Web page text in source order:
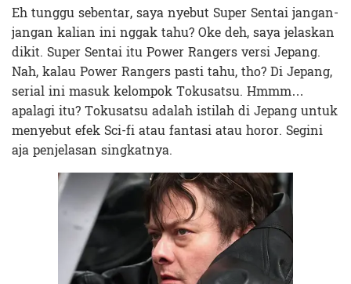
Eh tunggu sebentar, saya nyebut Super Sentai jangan-
jangan kalian ini nggak tahu? Oke deh, saya jelaskan
dikit. Super Sentai itu Power Rangers versi Jepang.
Nah, kalau Power Rangers pasti tahu, tho?Di Jepang,
serial ini masuk kelompok Tokusatsu. Hmmm…
apalagi itu? Tokusatsu adalah istilah di Jepang untuk
menyebut efek Sci-fi atau fantasi atau horor. Segini
aja penjelasan singkatnya.